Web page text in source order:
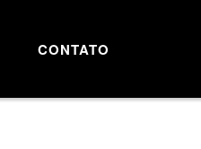
CONTATO